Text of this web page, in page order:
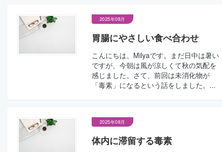
2025年08月
胃腸にやさしい食べ合わせ
こんにちは。Milyaです。まだ日中は暑い
ですが、今朝は風が涼しくて秋の気配を
感じました。さて、前回は未消化物が
「毒素」になるという話をしました。...
2025年08月
体内に滞留する毒素